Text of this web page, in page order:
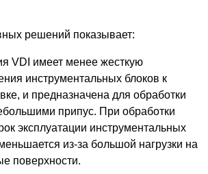
решений показывает:
VDI имеет менее жесткую
инструментальных блоков к
и предназначена для обработки
припус. При обработки
эксплуатации инструментальных
из-за большой нагрузки на
поверхности.